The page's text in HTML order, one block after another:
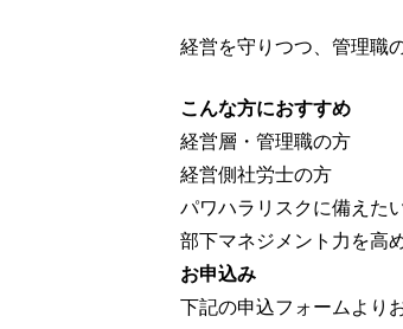
経営を守りつつ、管理職
こんな方におすすめ
経営層・管理職の方
経営側社労士の方
パワハラリスクに備えた
部下マネジメント力を高
お申込み
下記の申込フォームより